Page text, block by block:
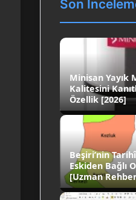
Son
Minisan Yayık
Kalitesini
Özellik [2026]
Beşiri’nin
Eskiden Bağlı
[Uzman